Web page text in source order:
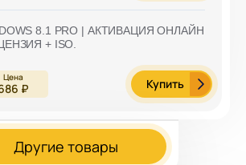
8.1 PRO | АКТИВАЦИЯ ОНЛАЙН
+ ISO.
₽ Купить
Другие товары